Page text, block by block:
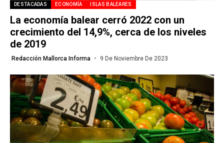
DESTACADAS ECONOMÍA ISLAS BALEARES
La economía balear cerró 2022 con un
crecimiento del 14,9%, cerca de los niveles
de 2019
Redacción Mallorca Informa 9 De Noviembre De 2023